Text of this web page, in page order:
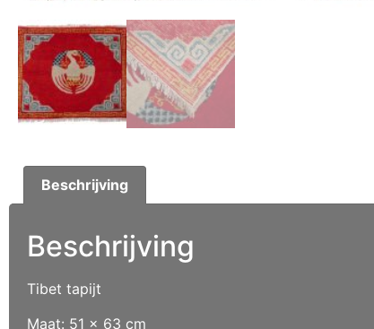
Beschrijving
Beschrijving
Tibet tapijt
Maat: 51 x 63 cm